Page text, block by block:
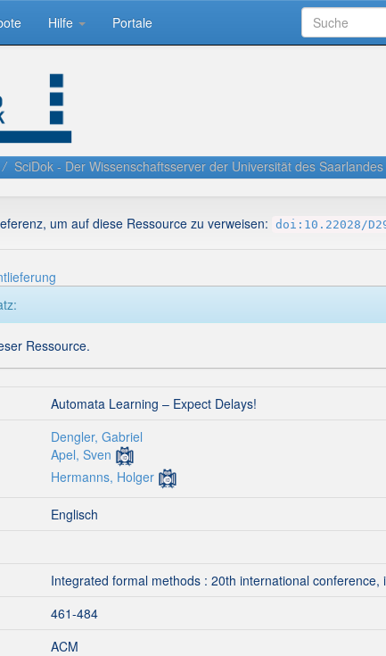
Hilfe Portale
SciDok - Der Wissenschaftsserver der Universität des Saarlandes
um auf diese Ressource zu verweisen: doi:10.22028/
Ressource.
Automata Learning – Expect Delays!
Dengler, Gabriel
Apel, Sven
Hermanns, Holger
Englisch
Integrated formal methods : 20th international
461-484
ACM